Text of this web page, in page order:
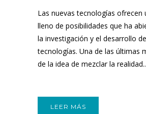
Las nuevas tecnologías ofrecen
lleno de posibilidades que ha
la investigación y el desarrollo
tecnologías. Una de las últimas
de la idea de mezclar la
LEER MÁS